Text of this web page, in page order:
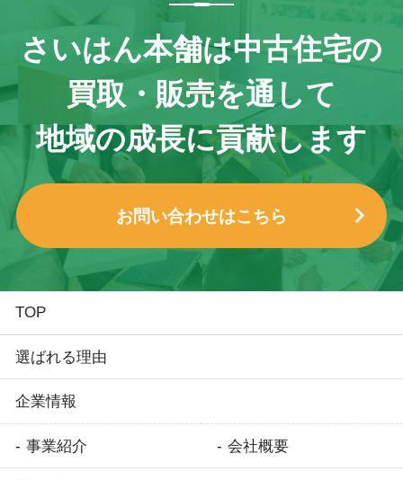
さいはん本舗は中古住宅の
買取・販売を通して
地域の成長に貢献します
お問い合わせはこちら
TOP
選ばれる理由
企業情報
事業紹介 会社概要